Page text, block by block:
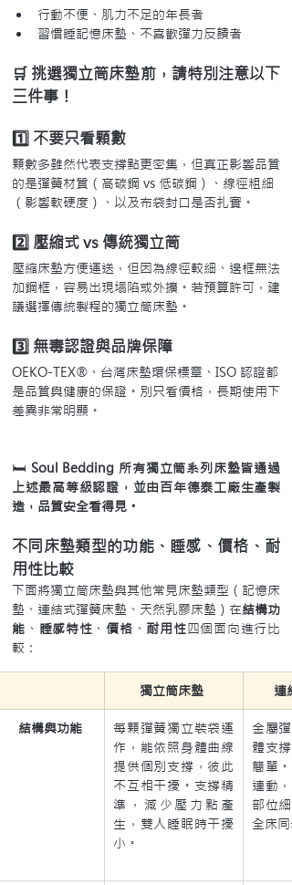
行動不便、肌力不足的年長者
習慣睡記憶床墊、不喜歡彈力反饋者
🛒 挑選獨立筒床墊前，請特別注意以下
三件事！
1️⃣ 不要只看顆數
顆數多雖然代表支撐點更密集，但真正影響品質
的是彈簧材質（高碳鋼 vs 低碳鋼）、線徑粗細
（影響軟硬度）、以及布袋封口是否扎實。
2️⃣ 壓縮式 vs 傳統獨立筒
壓縮床墊方便運送，但因為線徑較細、邊框無法
加鋼框，容易出現塌陷或外擴。若預算許可，建
議選擇傳統製程的獨立筒床墊。
3️⃣ 無毒認證與品牌保障
OEKO-TEX®、台灣床墊環保標章、ISO 認證都
是品質與健康的保證。別只看價格，長期使用下
差異非常明顯。
🛏️ Soul Bedding 所有獨立筒系列床墊皆通過
上述最高等級認證，並由百年德泰工廠生產製
造，品質安全看得見。
不同床墊類型的功能、睡感、價格、耐
用性比較
下面將獨立筒床墊與其他常見床墊類型（記憶床
墊、連結式彈簧床墊、天然乳膠床墊）在結構功
能 、 睡感特性 、 價格 、 耐用性四個面向進行比
較：
獨立筒床墊 連
結構與功能
每顆彈簧獨立裝袋運
作，能依照身體曲線
提供個別支撐，彼此
不互相干擾。支撐精
準，減少壓力點產
生，雙人睡眠時干擾
小。
金屬
體支
簡單
連動
部位
全床同